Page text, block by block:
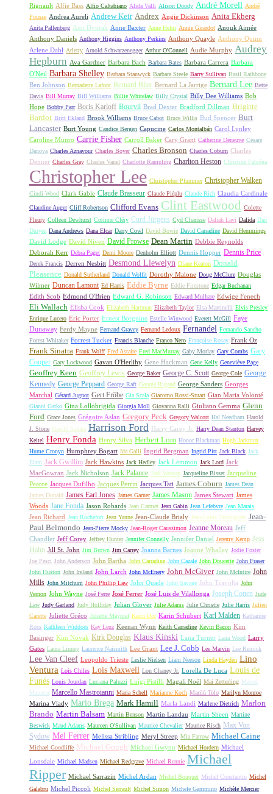
Rignault Alfie Bass Alfio Caltabiano Alida Valli Alison Doody André Morell André
Pousse Andrea Aureli Andrew Keir Andrex Angie Dickinson Anita Ekberg
Anita Pallenberg Ann Dvorak Anne Baxter Anne Helm Annie Girardot Anouk Aimée
Anthony Daniels Anthony Higgins Anthony Perkins Anthony Quayle Anthony Quinn
Arlene Dahl Arletty Arnold Schwarzenegger Arthur O'Connell Audie Murphy Audrey
Hepburn Ava Gardner Barbara Bach Barbara Bates Barbara Carrera Barbara
O'Neil Barbara Shelley Barbara Stanwyck Barbara Steele Barry Sullivan Basil Rathbone
Ben Johnson Bernadette Lafont Bernard Blier Bernard La Jarrige Bernard Lee Bette
Davis Bill Murray Bill Williams Billie Whitelaw Billy Crystal Billy Dee Williams Bob
Hope Bobby Parr Boris Karloff Bourvil Brad Dexter Bradford Dillman Brigitte
Bardot Britt Ekland Brook Williams Bruce Cabot Bruce Willis Bud Spencer Burt
Lancaster Burt Young Candice Bergen Capucine Carlos Montalbán Carol Lynley
Caroline Munro Carrie Fisher Carroll Baker Cary Grant Catherine Deneuve Cesare
Danova Charles Aznavour Charles Boyer Charles Bronson Charles Coburn Charles
Denner Charles Gray Charles Vanel Charlotte Rampling Charlton Heston Christine Fabréga
Christopher Lee Christopher Plummer Christopher Walken
Cindi Wood Clark Gable Claude Brasseur Claude Piéplu Claude Rich Claudia Cardinale
Claudine Auger Cliff Robertson Clifford Evans Clint Eastwood Colette
Fleury Colleen Dewhurst Corinne Cléry Curd Jürgens Cyd Charisse Daliah Lavi Dalida Dan
Duryea Dana Andrews Dana Elcar Darry Cowl David Bowie David Carradine David Hemmings
David Lodge David Niven David Prowse Dean Martin Debbie Reynolds
Deborah Kerr Debra Paget Demi Moore Denholm Elliott Dennis Hopper Dennis Price
Derek Francis Derren Nesbitt Desmond Llewelyn Diane Keaton Donald
Pleasence Donald Sutherland Donald Wolfit Dorothy Malone Doug McClure Douglas
Wilmer Duncan Lamont Ed Harris Eddie Byrne Eddie Firestone Edgar Buchanan
Edith Scob Edmond O'Brien Edward G. Robinson Edward Mulhare Edwige Fenech
Eli Wallach Elisha Cook Elizabeth Hartman Elizabeth Taylor Elsa Martinelli Elvis Presley
Enrique Lucero Eric Porter Ernest Borgnine Estelle Winwood Everett McGill Faye
Dunaway Ferdy Mayne Fernand Gravey Fernand Ledoux Fernandel Fernando Sancho
Forest Whitaker Forrest Tucker Francis Blanche Franco Nero Françoise Rosay Frank Oz
Frank Sinatra Frank Wolff Fred Astaire Fred MacMurray Gaby Morlay Gary Combs Gary
Cooper Gary Lockwood Gavan O'Herlihy Gene Hackman Gene Kelly Geneviève Page
Geoffrey Keen Geoffrey Lewis George Baker George C. Scott George Cole George
Kennedy George Peppard George Raft George Rigaud George Sanders Georges
Marchal Gérard Jugnot Gert Fröbe Gia Scala Giacomo Rossi-Stuart Gian Maria Volonté
Gianni Garko Gina Lollobrigida Giorgia Moll Giovanna Ralli Giuliano Gemma Glenn
Ford Grace Jones Grégoire Aslan Gregory Peck Gregory Walcott Hal Needham Harold
J. Stone Harold Sakata Harrison Ford Harry Carey Jr. Harry Dean Stanton Harvey
Keitel Henry Fonda Henry Silva Herbert Lom Honor Blackman Hugh Jackman
Hume Cronyn Humphrey Bogart Ida Galli Ingrid Bergman Ingrid Pitt Jack Black Jack
Elam Jack Gwillim Jack Hawkins Jack Hedley Jack Lemmon Jack Lord Jack
MacGowran Jack Nicholson Jack Palance Jack Weston Jacqueline Bisset Jacqueline
Pearce Jacques Dufilho Jacques Perrin Jacques Tati James Coburn James Dean
James Donald James Earl Jones James Garner James Mason James Stewart James
Woods Jane Fonda Jason Robards Jean Carmet Jean Gabin Jean Lefebvre Jean Marais
Jean Richard Jean Rochefort Jean Yanne Jean-Claude Brialy Jean-Louis Trintignant Jean-
Paul Belmondo Jean-Pierre Mocky Jean-Roger Caussimon Jeanne Moreau Jeff
Chandler Jeff Corey Jeffrey Hunter Jennifer Connelly Jennifer Daniel Jeremy Kemp Jess
Hahn Jill St. John Jim Brown Jim Carrey Joanna Barnes Joanne Whalley Jodie Foster
Joe Pesci John Anderson John Bartha John Carradine John Cazale John Doucette John Fraser
John Huston John Ireland John Larch John McEnery John McGiver John McIntire John
Mills John Mitchum John Phillip Law John Quade John Savage John Travolta John
Vernon John Wayne José Ferre José Ferrer José Luis de Vilallonga Joseph Cotten Jude
Law Judy Garland Judy Holliday Julian Glover Julie Adams Julie Christie Julie Harris Julien
Carette Juliette Gréco Juliette Mayniel Karin Dor Karin Schubert Karl Malden Katharine
Ross Kathleen Widdoes Kay Lenz Keenan Wynn Keith Carradine Kevin Bacon Kim
Basinger Kim Novak Kirk Douglas Klaus Kinski Lana Turner Lana Wood Larry
Gates Laura Linney Laurence Naismith Lee Grant Lee J. Cobb Lee Marvin Lee Remick
Lee Van Cleef Leopoldo Trieste Leslie Nielsen Liam Neeson Linda Hayden Lino
Ventura Lois Chiles Lois Maxwell Lon Chaney Jr. Lorella De Luca Louis de
Funès Louis Jourdan Luciana Paluzzi Luigi Pistilli Magali Noël Mai Zetterling Marcel
Marceau Marcello Mastroianni Maria Schell Marianne Koch Marilù Tolo Marilyn Monroe
Marina Vlady Mario Brega Mark Hamill Marla Landi Marlene Dietrich Marlon
Brando Martin Balsam Martin Benson Martin Landau Martin Sheen Martine
Beswick Maud Adams Maureen O'Sullivan Maurice Chevalier Maurice Risch Max Von
Sydow Mel Ferrer Melissa Stribling Meryl Streep Mia Farrow Michael Caine
Michael Goodliffe Michael Gough Michael Gwynn Michael Hordern Michael
Lonsdale Michael Madsen Michael Redgrave Michael Rennie Michael
Ripper Michael Sarrazin Michel Ardan Michel Bouquet Michel Constantin Michel
Galabru Michel Piccoli Michel Serrault Michel Simon Michele Gammino Michèle Mercier